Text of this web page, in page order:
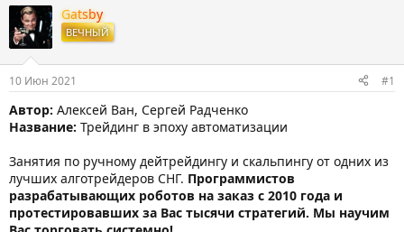
т
о
р
т
е
м
ы
т
а
н
а
л
а
Gatsby
ВЕЧНЫЙ
10 Июн 2021 #1
Автор: Алексей Ван, Сергей Радченко
Название: Трейдинг в эпоху автоматизации
Занятия по ручному дейтрейдингу и скальпингу от одних из
лучших алготрейдеров СНГ. Программистов
разрабатывающих роботов на заказ с 2010 года и
протестировавших за Вас тысячи стратегий. Мы научим